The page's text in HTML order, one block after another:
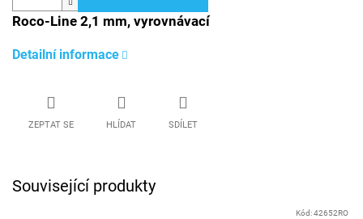
Roco-Line 2,1 mm, vyrovnávací
Detailní informace
ZEPTAT SE HLÍDAT SDÍLET
Související produkty
Kód:42652RO